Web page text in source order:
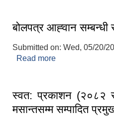
बोलपत्र आह्‍वान सम्बन्धी
Submitted on: Wed, 05/20/
Read more
स्वत: प्रकाशन (२०८२
मसान्तसम्म सम्पादित